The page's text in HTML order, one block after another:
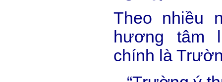
Theo nhiều
hương tâm
chính là